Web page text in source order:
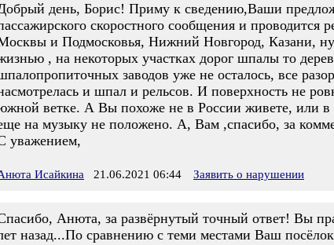
день, Борис! Приму к сведению,Ваши
скоростного сообщения и проводится
и Подмосковья, Нижний Новгород, Казани, ну
, на некоторых участках дорог шпалы то
заводов уже не осталось, все
и шпал и рельсов. И поверхность не
ветке. А Вы похоже не в России живете, или в
на музыку не положено. А, Вам ,спасибо, за
уважением,
Исайкина 21.06.2021 06:44 Заявить о нарушении
Анюта, за развёрнутый точный ответ! Вы
назад...По сравнению с теми местами Ваш